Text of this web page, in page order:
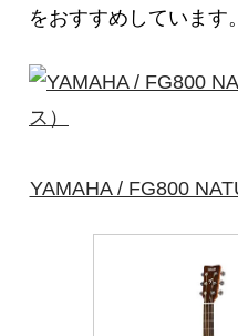
をおすすめしています。
YAMAHA / FG800